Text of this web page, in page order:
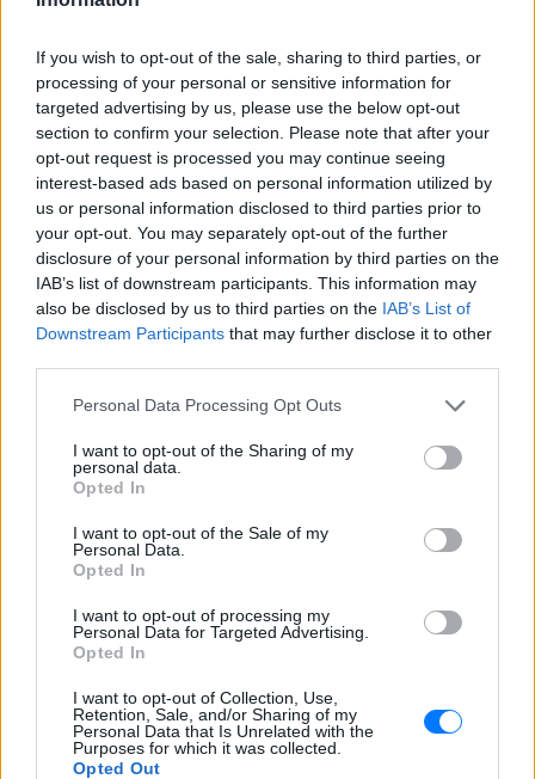
If you wish to opt-out of the sale, sharing to third parties, or
processing of your personal or sensitive information for
targeted advertising by us, please use the below opt-out
section to confirm your selection. Please note that after your
opt-out request is processed you may continue seeing
interest-based ads based on personal information utilized by
us or personal information disclosed to third parties prior to
your opt-out. You may separately opt-out of the further
disclosure of your personal information by third parties on the
IAB’s list of downstream participants. This information may
also be disclosed by us to third parties on the IAB’s List of
Downstream Participants that may further disclose it to other
Personal Data Processing Opt Outs
I want to opt-out of the Sharing of my
personal data.
Opted In
I want to opt-out of the Sale of my
Personal Data.
Opted In
I want to opt-out of processing my
Personal Data for Targeted Advertising.
Opted In
I want to opt-out of Collection, Use,
Retention, Sale, and/or Sharing of my
Personal Data that Is Unrelated with the
Purposes for which it was collected.
Opted Out
Πώς στήθηκε η αεροπορική γέφυρα
Πώς η Πυροσβεστική διέσωσε
πολίτες στη μεγάλη φωτιά της
Αττικοβοιωτίας ‑
Συγκλονιστικά βίντεο
ΣΉΜΕΡΑ
Συγκλονιστικά πλάνα και εικόνες
έρχονται στο φως της δημοσιότητας
από τη μεγάλη φωτιά που ξέσπασε στις
31 Ιουλίου στον Αγιο Βασίλειο, στον
Κιθαιρώνα Βοιωτίας και έφτασε μέχρι το
Πόρτο Γερμενό - Ο διττός ρόλος της
Σαλάχ γράφουν στην Τουρκία:
Προβλέπονται έξοδα για
ΣΉΜΕΡΑ
που βγάζουν, προκαλούν ίλιγγο